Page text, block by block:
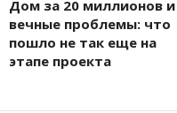
Дом за 20 миллионов и
вечные проблемы: что
пошло не так еще на
этапе проекта